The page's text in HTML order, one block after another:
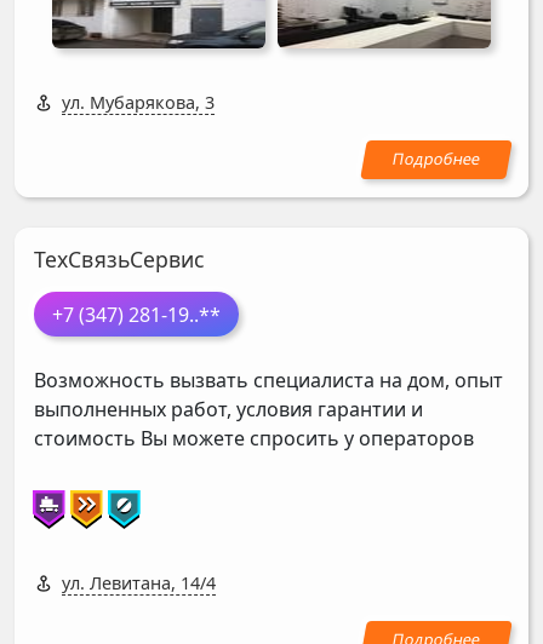
ул. Мубарякова, 3
ТехСвязьСервис
+7 (347) 281-19..**
Возможность вызвать специалиста на дом, опыт
выполненных работ, условия гарантии и
стоимость Вы можете спросить у операторов
ул. Левитана, 14/4